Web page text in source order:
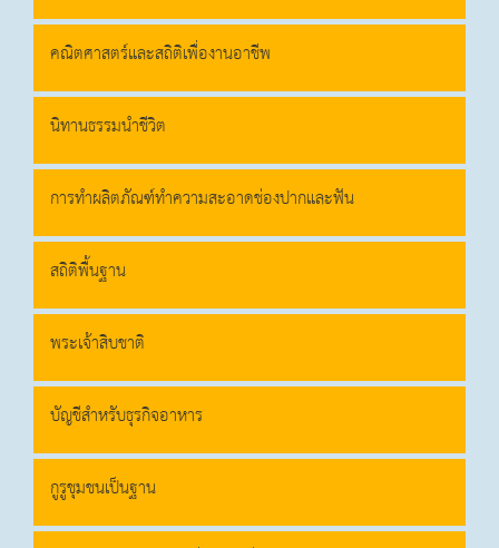
คณิตศาสตร์และสถิติเพื่องานอาชีพ
นิทานธรรมนำชีวิต
การทำผลิตภัณฑ์ทำความสะอาดช่องปากและฟัน
สถิติพื้นฐาน
พระเจ้าสิบชาติ
บัญชีสำหรับธุรกิจอาหาร
กูรูชุมชนเป็นฐาน